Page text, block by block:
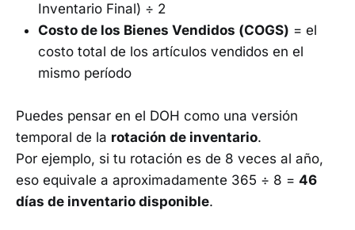
Inventario Final) ÷ 2
Costo de los Bienes Vendidos (COGS) = el
costo total de los artículos vendidos en el
mismo período
Puedes pensar en el DOH como una versión
temporal de la rotación de inventario.
Por ejemplo, si tu rotación es de 8 veces al año,
eso equivale a aproximadamente 365 ÷ 8 = 46
días de inventario disponible.